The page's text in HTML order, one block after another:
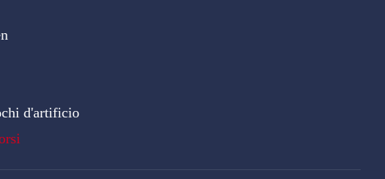
d'artificio